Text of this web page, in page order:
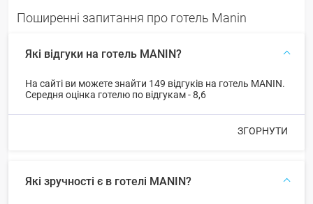
Поширенні запитання про готель Manin
Які відгуки на готель MANIN?
На сайті ви можете знайти 149 відгуків на готель MANIN.
Середня оцінка готелю по відгукам - 8,6
ЗГОРНУТИ
Які зручності є в готелі MANIN?